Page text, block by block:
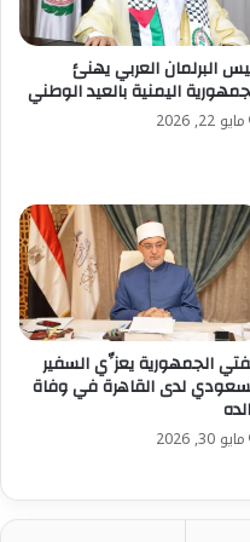
الجديدة، وتساهم في بناء
لم يعد خيارًا ظرفيًا،
المستدامة وتعزيز
على أهمية خلق
تمكن الشباب من
في قضايا وطنهم.
مواصلة تنظيم مثل
النقاش الجاد حول
ترسيخ ثقافة المشاركة
والكفاءات، تحت القيادة
السادس نصره الله.
البرلمان العربي يهنئ
اليمنية بالعيد الوطني
مايو 22, 2026
الجمهورية يعزِّي السفير
لدى القاهرة في وفاة
مايو 30, 2026